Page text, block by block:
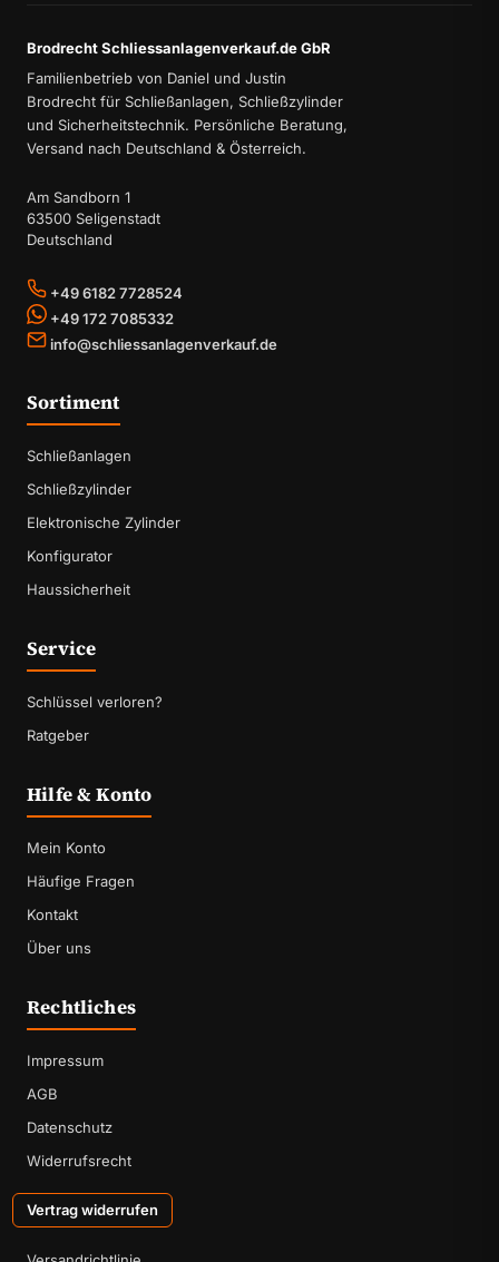
Brodrecht Schliessanlagenverkauf.de GbR
Familienbetrieb von Daniel und Justin
Brodrecht für Schließanlagen, Schließzylinder
und Sicherheitstechnik. Persönliche Beratung,
Versand nach Deutschland & Österreich.
Am Sandborn 1
63500 Seligenstadt
Deutschland
+49 6182 7728524
+49 172 7085332
info@schliessanlagenverkauf.de
Sortiment
Schließanlagen
Schließzylinder
Elektronische Zylinder
Konfigurator
Haussicherheit
Service
Schlüssel verloren?
Ratgeber
Hilfe & Konto
Mein Konto
Häufige Fragen
Kontakt
Über uns
Rechtliches
Impressum
AGB
Datenschutz
Widerrufsrecht
Vertrag widerrufen